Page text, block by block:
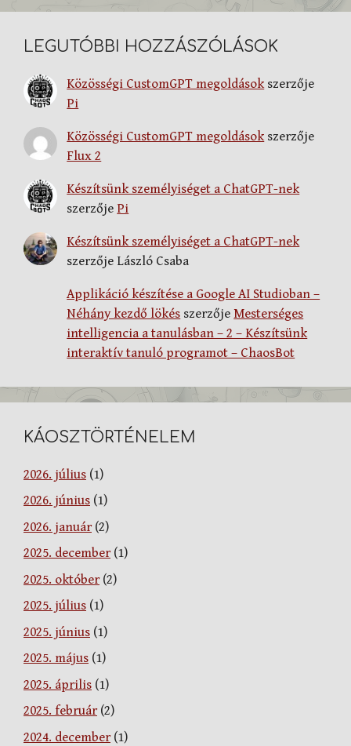
LEGUTÓBBI HOZZÁSZÓLÁSOK
Közösségi CustomGPT megoldásokszerzője
Pi
Közösségi CustomGPT megoldásokszerzője
Flux 2
Készítsünk személyiséget a ChatGPT-nek
szerzője Pi
Készítsünk személyiséget a ChatGPT-nek
szerzője László Csaba
Applikáció készítése a Google AI Studioban –
Néhány kezdő lökés szerzőjeMesterséges
intelligencia a tanulásban – 2 – Készítsünk
interaktív tanuló programot – ChaosBot
KÁOSZTÖRTÉNELEM
2026. július (1)
2026. június (1)
2026. január(2)
2025. december(1)
2025. október(2)
2025. július (1)
2025. június (1)
2025. május (1)
2025. április (1)
2025. február(2)
2024. december(1)